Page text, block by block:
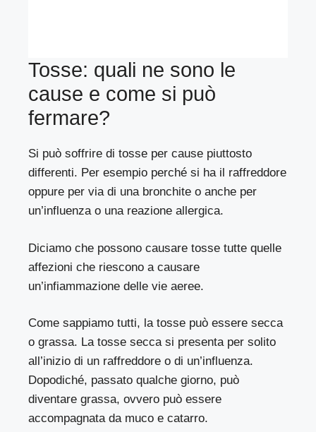
Tosse: quali ne sono le
cause e come si può
fermare?
Si può soffrire di tosse per cause piuttosto
differenti. Per esempio perché si ha il raffreddore
oppure per via di una bronchite o anche per
un’influenza o una reazione allergica.
Diciamo che possono causare tosse tutte quelle
affezioni che riescono a causare
un’infiammazione delle vie aeree.
Come sappiamo tutti, la tosse può essere secca
o grassa. La tosse secca si presenta per solito
all’inizio di un raffreddore o di un’influenza.
Dopodiché, passato qualche giorno, può
diventare grassa, ovvero può essere
accompagnata da muco e catarro.